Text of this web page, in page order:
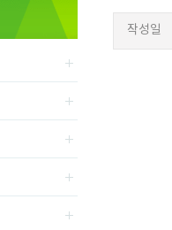
작성일